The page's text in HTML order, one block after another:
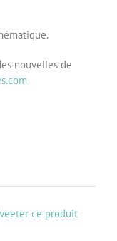
nouvelles de
ce produit